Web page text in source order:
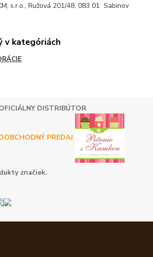
s.r.o., Ružová 201/48, 083 01 Sabinov
v kategóriách
DISTRIBÚTOR
PREDAJ
značiek.